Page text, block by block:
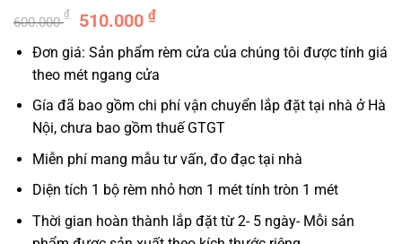
600.000
₫
Giá
gốc
là:
600.000 ₫.
510.000 ₫Giá
hiện
tại
là:
510.000 ₫.
Đơn giá: Sản phẩm rèm cửa của chúng tôi được tính giá
theo mét ngang cửa
Gía đã bao gồm chi phí vận chuyển lắp đặt tại nhà ở Hà
Nội, chưa bao gồm thuế GTGT
Miễn phí mang mẫu tư vấn, đo đạc tại nhà
Diện tích 1 bộ rèm nhỏ hơn 1 mét tính tròn 1 mét
Thời gian hoàn thành lắp đặt từ 2- 5 ngày- Mỗi sản